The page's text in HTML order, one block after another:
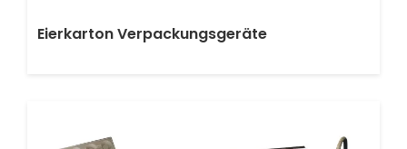
Eierkarton Verpackungsgeräte